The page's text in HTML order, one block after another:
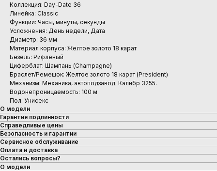
Коллекция: Day-Date 36
Линейка: Classic
Функции: Часы, минуты, секунды
Усложнения: День недели, Дата
Диаметр: 36 мм
Материал корпуса: Желтое золото 18 карат
Безель: Рифленый
Циферблат: Шампань (Champagne)
Браслет/Ремешок: Желтое золото 18 карат (President)
Механизм: Механика, автоподзавод. Калибр 3255.
Водонепроницаемость: 100 м
Пол: Унисекс
О модели
Гарантия подлинности
Справедливые цены
Безопасность и гарантии
Сервисное обслуживание
Оплата и доставка
Остались вопросы?
О модели